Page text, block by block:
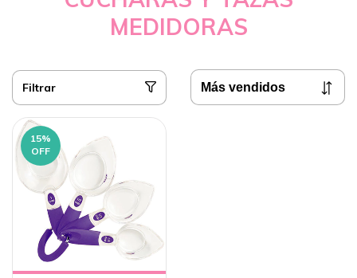
MEDIDORAS
Filtrar
15%
OFF